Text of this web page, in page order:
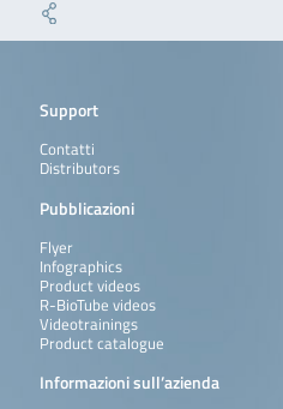
Support
Contatti
Distributors
Pubblicazioni
Flyer
Infographics
Product videos
R-BioTube videos
Videotrainings
Product catalogue
Informazioni sull’azienda